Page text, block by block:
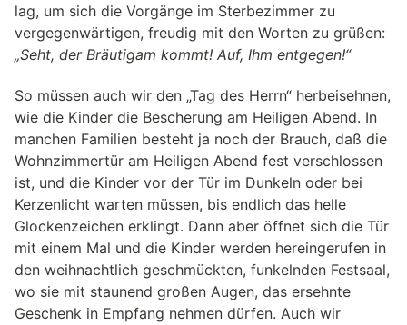
lag, um sich die Vorgänge im Sterbezimmer zu
vergegenwärtigen, freudig mit den Worten zu grüßen:
„Seht, der Bräutigam kommt! Auf, Ihm entgegen!“
So müssen auch wir den „Tag des Herrn“ herbeisehnen,
wie die Kinder die Bescherung am Heiligen Abend. In
manchen Familien besteht ja noch der Brauch, daß die
Wohnzimmertür am Heiligen Abend fest verschlossen
ist, und die Kinder vor der Tür im Dunkeln oder bei
Kerzenlicht warten müssen, bis endlich das helle
Glockenzeichen erklingt. Dann aber öffnet sich die Tür
mit einem Mal und die Kinder werden hereingerufen in
den weihnachtlich geschmückten, funkelnden Festsaal,
wo sie mit staunend großen Augen, das ersehnte
Geschenk in Empfang nehmen dürfen. Auch wir